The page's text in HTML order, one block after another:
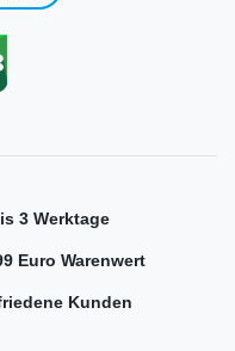
3 Werktage
Euro Warenwert
Kunden